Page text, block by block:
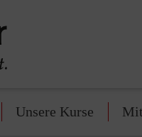
Unsere Kurse